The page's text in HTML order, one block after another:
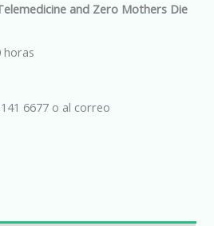
and Zero Mothers Die
horas
6677 o al correo